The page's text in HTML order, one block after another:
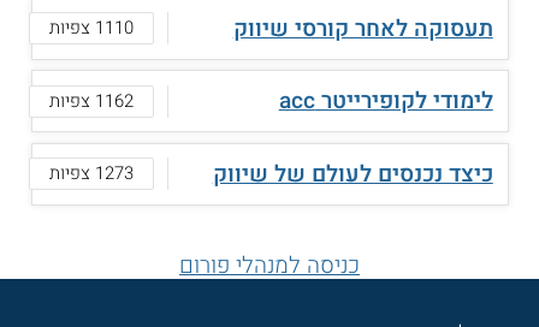
תעסוקה לאחר קורסי שיווק 1110 צפיות
לימודי לקופירייטר acc 1162 צפיות
כיצד נכנסים לעולם של שיווק 1273 צפיות
כניסה למנהלי פורום